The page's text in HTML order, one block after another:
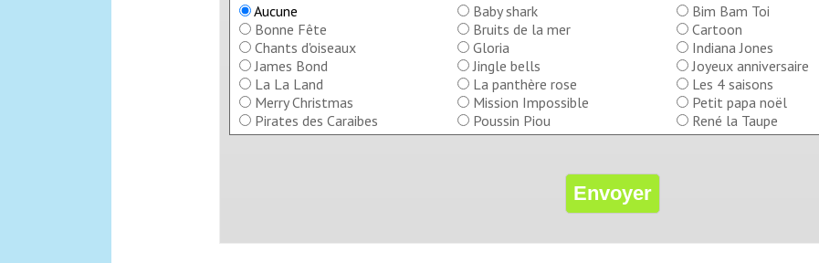
Aucune Baby shark
Bim Bam Toi
Bonne Fête
Bruits de la mer
Cartoon
Chants d'oiseaux
Gloria
Indiana Jones
James Bond
Jingle bells
Joyeux anniversaire
La La Land
La panthère rose
Les 4 saisons
Merry Christmas
Mission Impossible
Petit papa noël
Pirates des Caraibes
Poussin Piou René la Taupe